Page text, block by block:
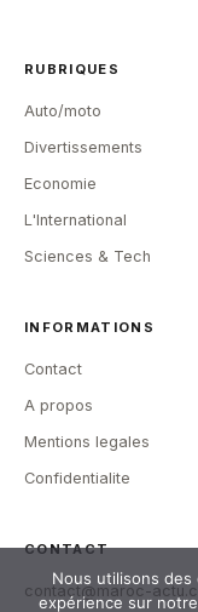
RUBRIQUES
Auto/moto
Divertissements
Economie
L'International
Sciences & Tech
INFORMATIONS
Contact
A propos
Mentions legales
Confidentialite
CONTACT
contact@maroc-
Nous utilisons des
expérience sur